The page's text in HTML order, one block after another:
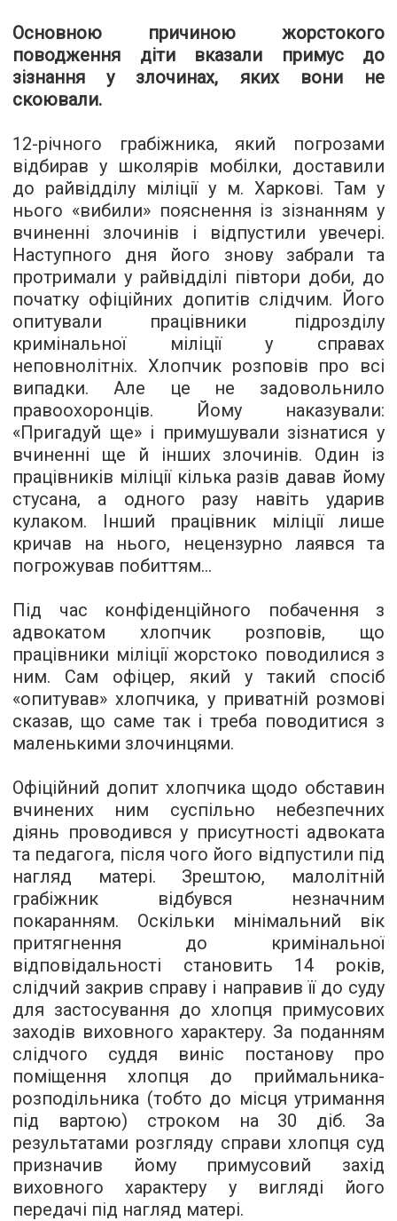
Основною причиною жорстокого
поводження діти вказали примус до
зізнання у злочинах, яких вони не
скоювали.
12-річного грабіжника, який погрозами
відбирав у школярів мобілки, доставили
до райвідділу міліції у м. Харкові. Там у
нього «вибили» пояснення із зізнанням у
вчиненні злочинів і відпустили увечері.
Наступного дня його знову забрали та
протримали у райвідділі півтори доби, до
початку офіційних допитів слідчим. Його
опитували працівники підрозділу
кримінальної міліції у справах
неповнолітніх. Хлопчик розповів про всі
випадки. Але це не задовольнило
правоохоронців. Йому наказували:
«Пригадуй ще» і примушували зізнатися у
вчиненні ще й інших злочинів. Один із
працівників міліції кілька разів давав йому
стусана, а одного разу навіть ударив
кулаком. Інший працівник міліції лише
кричав на нього, нецензурно лаявся та
погрожував побиттям...
Під час конфіденційного побачення з
адвокатом хлопчик розповів, що
працівники міліції жорстоко поводилися з
ним. Сам офіцер, який у такий спосіб
«опитував» хлопчика, у приватній розмові
сказав, що саме так і треба поводитися з
маленькими злочинцями.
Офіційний допит хлопчика щодо обставин
вчинених ним суспільно небезпечних
діянь проводився у присутності адвоката
та педагога, після чого його відпустили під
нагляд матері. Зрештою, малолітній
грабіжник відбувся незначним
покаранням. Оскільки мінімальний вік
притягнення до кримінальної
відповідальності становить 14 років,
слідчий закрив справу і направив її до суду
для застосування до хлопця примусових
заходів виховного характеру. За поданням
слідчого суддя виніс постанову про
поміщення хлопця до приймальника-
розподільника (тобто до місця утримання
під вартою) строком на 30 діб. За
результатами розгляду справи хлопця суд
призначив йому примусовий захід
виховного характеру у вигляді його
передачі під нагляд матері.